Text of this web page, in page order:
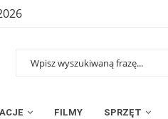
FILMY SPRZĘT